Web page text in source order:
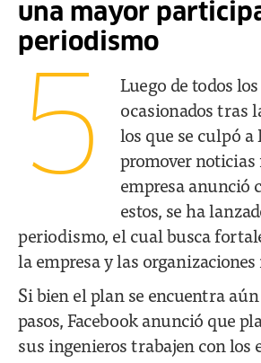
una mayor
periodismo
5
Luego de todos
ocasionados tras
los que se culpó a
promover noticias
empresa anunció
estos, se ha
periodismo, el cual busca
la empresa y las
Si bien el plan se encuentra
pasos, Facebook anunció que
sus ingenieros trabajen con los